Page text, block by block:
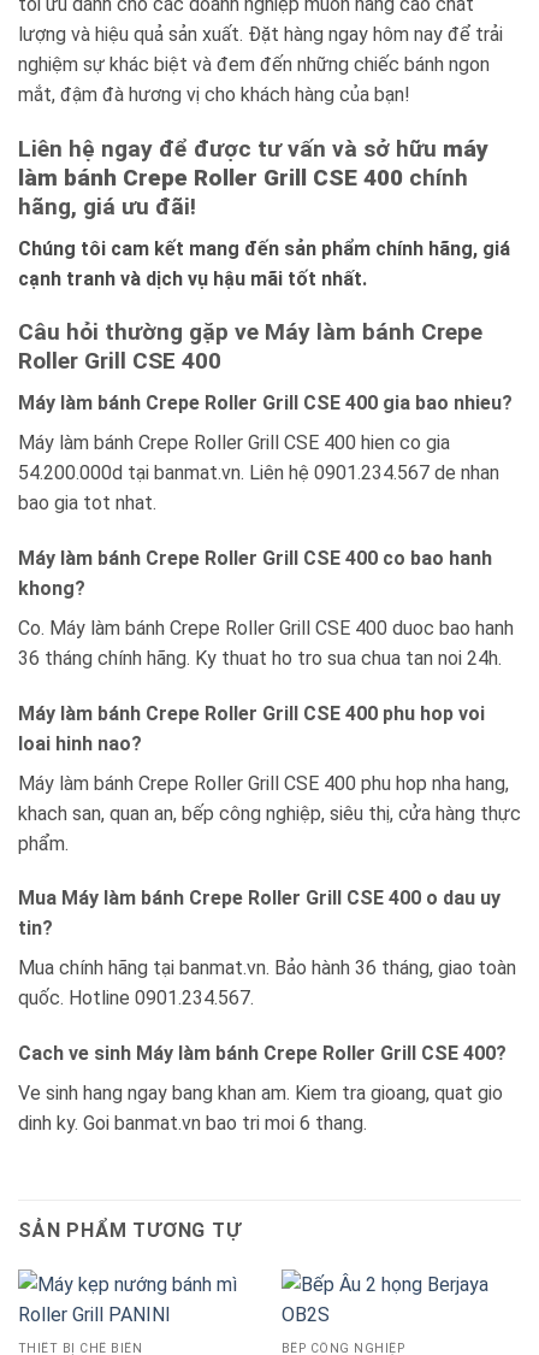
lượng và hiệu quả sản xuất. Đặt hàng ngay hôm nay để trải
nghiệm sự khác biệt và đem đến những chiếc bánh ngon
mắt, đậm đà hương vị cho khách hàng của bạn!
Liên hệ ngay để được tư vấn và sở hữu máy
làm bánh Crepe Roller Grill CSE 400 chính
hãng, giá ưu đãi!
Chúng tôi cam kết mang đến sản phẩm chính hãng, giá
cạnh tranh và dịch vụ hậu mãi tốt nhất.
Câu hỏi thường gặp ve Máy làm bánh Crepe
Roller Grill CSE 400
Máy làm bánh Crepe Roller Grill CSE 400 gia bao nhieu?
Máy làm bánh Crepe Roller Grill CSE 400 hien co gia
54.200.000d tại banmat.vn. Liên hệ 0901.234.567 de nhan
bao gia tot nhat.
Máy làm bánh Crepe Roller Grill CSE 400 co bao hanh
khong?
Co. Máy làm bánh Crepe Roller Grill CSE 400 duoc bao hanh
36 tháng chính hãng. Ky thuat ho tro sua chua tan noi 24h.
Máy làm bánh Crepe Roller Grill CSE 400 phu hop voi
loai hinh nao?
Máy làm bánh Crepe Roller Grill CSE 400 phu hop nha hang,
khach san, quan an, bếp công nghiệp, siêu thị, cửa hàng thực
phẩm.
Mua Máy làm bánh Crepe Roller Grill CSE 400 o dau uy
tin?
Mua chính hãng tại banmat.vn. Bảo hành 36 tháng, giao toàn
quốc. Hotline 0901.234.567.
Cach ve sinh Máy làm bánh Crepe Roller Grill CSE 400?
Ve sinh hang ngay bang khan am. Kiem tra gioang, quat gio
dinh ky. Goi banmat.vn bao tri moi 6 thang.
SẢN PHẨM TƯƠNG TỰ
THIẾT BỊ CHẾ BIẾN BẾP CÔNG NGHIỆP